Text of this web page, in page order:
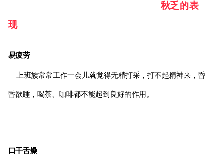
秋乏的表
现
易疲劳
上班族常常工作一会儿就觉得无精打采，打不起精神来，昏
昏欲睡，喝茶、咖啡都不能起到良好的作用。
口干舌燥